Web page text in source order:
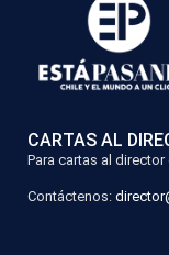
CARTAS AL
Para cartas al
Contáctenos: